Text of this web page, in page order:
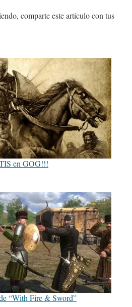
comparte este artículo con tus
en GOG!!!
“With Fire & Sword”